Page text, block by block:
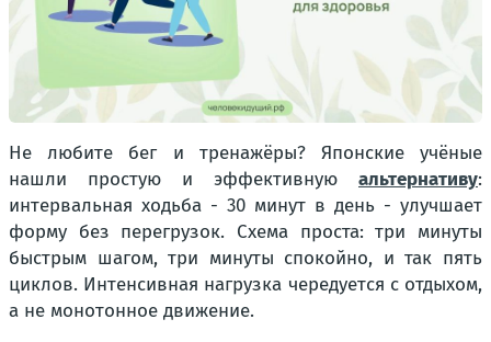
Не любите бег и тренажёры? Японские учёные
нашли простую и эффективную альтернативу:
интервальная ходьба - 30 минут в день - улучшает
форму без перегрузок. Схема проста: три минуты
быстрым шагом, три минуты спокойно, и так пять
циклов. Интенсивная нагрузка чередуется с отдыхом,
а не монотонное движение.